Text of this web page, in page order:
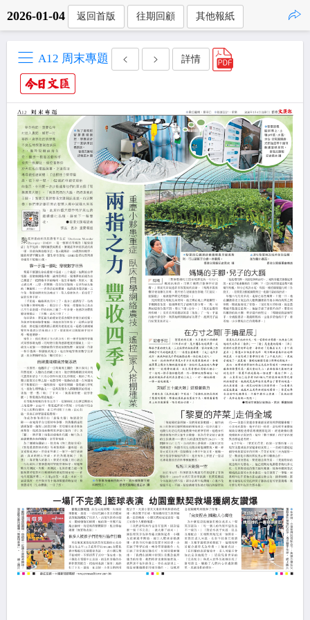
2026-01-04 返回首版 往期回顧 其他報紙
A12 周末專題 詳情
點擊複製